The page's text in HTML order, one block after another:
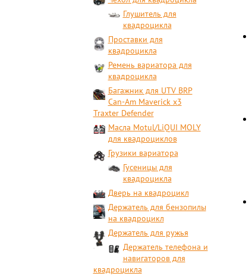
Глушитель для
квадроцикла
Проставки для
квадроцикла
Ремень вариатора для
квадроцикла
Багажник для UTV BRP
Can-Am Maverick x3
Traxter Defender
Масла Motul/LiQUI MOLY
для квадроциклов
Грузики вариатора
Гусеницы для
квадроцикла
Дверь на квадроцикл
Держатель для бензопилы
на квадроцикл
Держатель для ружья
Держатель телефона и
навигаторов для
квадроцикла